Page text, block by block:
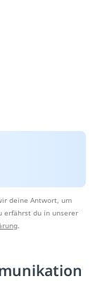
deine Antwort, um
erfährst du in unserer
.